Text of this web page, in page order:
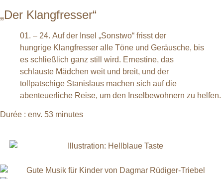
„Der Klangfresser“
01. – 24. Auf der Insel „Sonstwo“ frisst der
hungrige Klangfresser alle Töne und Geräusche, bis
es schließlich ganz still wird. Ernestine, das
schlauste Mädchen weit und breit, und der
tollpatschige Stanislaus machen sich auf die
abenteuerliche Reise, um den Inselbewohnern zu helfen.
Durée : env. 53 minutes